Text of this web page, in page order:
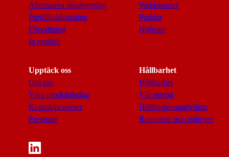
Alternativa tillgångsslag
Portföljrådgivning
Förvaltning
In english
Webbinarier
Poddar
Nyheter
Upptäck oss
Om oss
Våra produktbolag
Kontaktpersoner
Pressrum
Hållbarhet
Hållbarhet
Vår metod
Hållbarhetsanalytiker
Rapporter och policyer